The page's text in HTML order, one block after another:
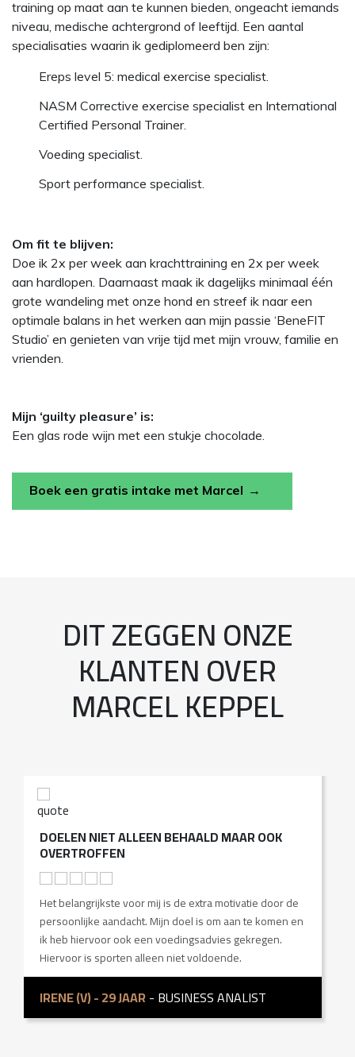
training op maat aan te kunnen bieden, ongeacht iemands
niveau, medische achtergrond of leeftijd. Een aantal
specialisaties waarin ik gediplomeerd ben zijn:
Ereps level 5: medical exercise specialist.
NASM Corrective exercise specialist en International
Certified Personal Trainer.
Voeding specialist.
Sport performance specialist.
Om fit te blijven:
Doe ik 2x per week aan krachttraining en 2x per week
aan hardlopen. Daarnaast maak ik dagelijks minimaal één
grote wandeling met onze hond en streef ik naar een
optimale balans in het werken aan mijn passie ‘BeneFIT
Studio’ en genieten van vrije tijd met mijn vrouw, familie en
vrienden.
Mijn ‘guilty pleasure’ is:
Een glas rode wijn met een stukje chocolade.
Boek een gratis intake met Marcel
DIT ZEGGEN ONZE
KLANTEN OVER
MARCEL KEPPEL
DOELEN NIET ALLEEN BEHAALD MAAR OOK
OVERTROFFEN
Het belangrijkste voor mij is de extra motivatie door de
persoonlijke aandacht. Mijn doel is om aan te komen en
ik heb hiervoor ook een voedingsadvies gekregen.
Hiervoor is sporten alleen niet voldoende.
IRENE (V) - 29 JAAR - BUSINESS ANALIST